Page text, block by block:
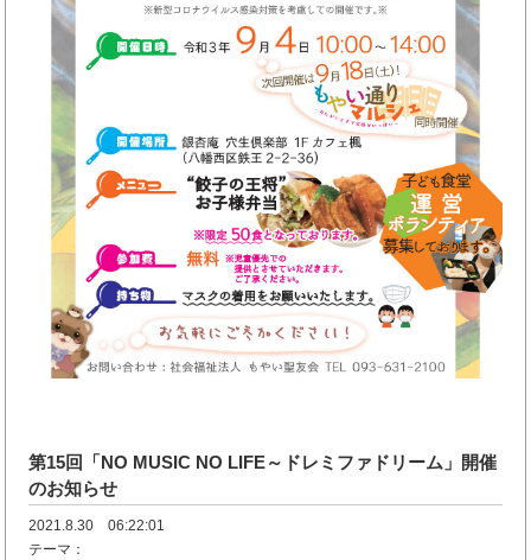
第15回「NO MUSIC NO LIFE～ドレミファドリーム」開催
のお知らせ
2021.8.30 06:22:01
テーマ：